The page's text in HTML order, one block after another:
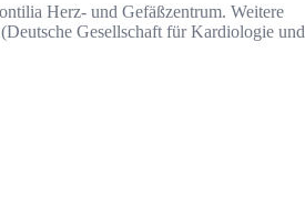
Herz- und Gefäßzentrum. Weitere
Gesellschaft für Kardiologie und